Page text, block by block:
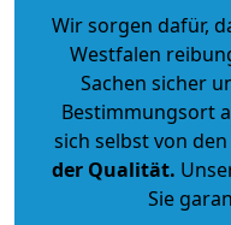
Wir sorgen dafür,
Westfalen
Sachen sicher
Bestimmungsort
sich selbst von den
der Qualität.
Sie